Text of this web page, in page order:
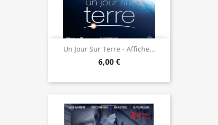
Un Jour Sur Terre - Affiche...
6,00 €